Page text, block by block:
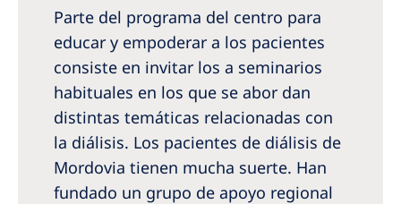
Parte del programa del centro para
educar y empoderar a los pacientes
consiste en invitar­ los a seminarios
habituales en los que se abor­ dan
distintas temáticas relacionadas con
la diálisis. Los pacientes de diálisis de
Mordovia tienen mucha suerte. Han
fundado un grupo de apoyo regional